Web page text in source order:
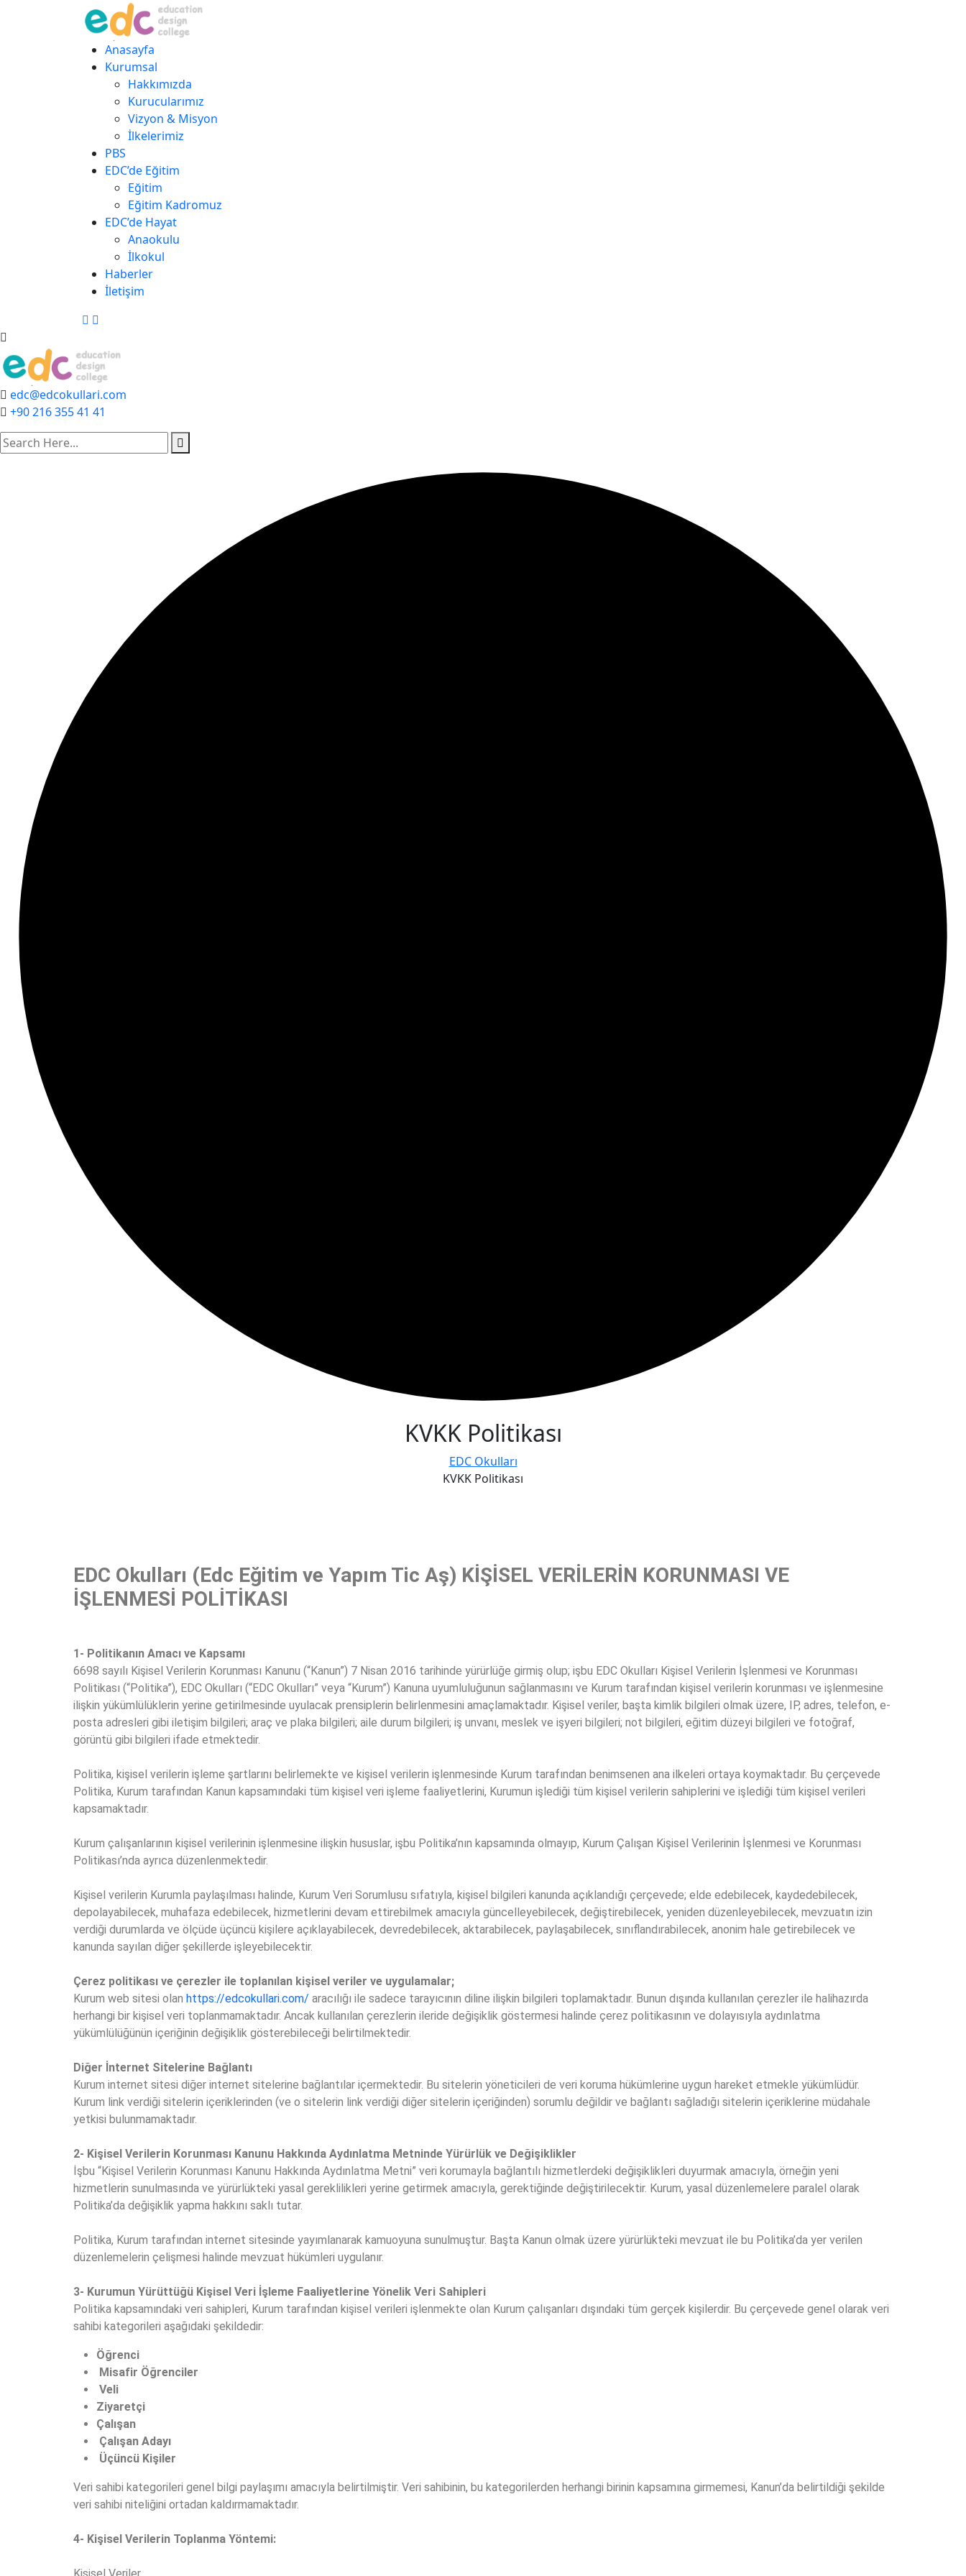
Anasayfa
Kurumsal
Hakkımızda
Kurucularımız
Vizyon & Misyon
İlkelerimiz
PBS
EDC’de Eğitim
Eğitim
Eğitim Kadromuz
EDC’de Hayat
Anaokulu
İlkokul
Haberler
İletişim
edc@edcokullari.com
+90 216 355 41 41
KVKK Politikası
EDC Okulları
KVKK Politikası
EDC Okulları (Edc Eğitim ve Yapım Tic Aş) KİŞİSEL VERİLERİN KORUNMASI VE
İŞLENMESİ POLİTİKASI
1- Politikanın Amacı ve Kapsamı
6698 sayılı Kişisel Verilerin Korunması Kanunu (“Kanun”) 7 Nisan 2016 tarihinde yürürlüğe girmiş olup; işbu EDC Okulları Kişisel Verilerin İşlenmesi ve Korunması
Politikası (“Politika”), EDC Okulları (“EDC Okulları” veya “Kurum”) Kanuna uyumluluğunun sağlanmasını ve Kurum tarafından kişisel verilerin korunması ve işlenmesine
ilişkin yükümlülüklerin yerine getirilmesinde uyulacak prensiplerin belirlenmesini amaçlamaktadır. Kişisel veriler, başta kimlik bilgileri olmak üzere, IP, adres, telefon, e-
posta adresleri gibi iletişim bilgileri; araç ve plaka bilgileri; aile durum bilgileri; iş unvanı, meslek ve işyeri bilgileri; not bilgileri, eğitim düzeyi bilgileri ve fotoğraf,
görüntü gibi bilgileri ifade etmektedir.
Politika, kişisel verilerin işleme şartlarını belirlemekte ve kişisel verilerin işlenmesinde Kurum tarafından benimsenen ana ilkeleri ortaya koymaktadır. Bu çerçevede
Politika, Kurum tarafından Kanun kapsamındaki tüm kişisel veri işleme faaliyetlerini, Kurumun işlediği tüm kişisel verilerin sahiplerini ve işlediği tüm kişisel verileri
kapsamaktadır.
Kurum çalışanlarının kişisel verilerinin işlenmesine ilişkin hususlar, işbu Politika’nın kapsamında olmayıp, Kurum Çalışan Kişisel Verilerinin İşlenmesi ve Korunması
Politikası’nda ayrıca düzenlenmektedir.
Kişisel verilerin Kurumla paylaşılması halinde, Kurum Veri Sorumlusu sıfatıyla, kişisel bilgileri kanunda açıklandığı çerçevede; elde edebilecek, kaydedebilecek,
depolayabilecek, muhafaza edebilecek, hizmetlerini devam ettirebilmek amacıyla güncelleyebilecek, değiştirebilecek, yeniden düzenleyebilecek, mevzuatın izin
verdiği durumlarda ve ölçüde üçüncü kişilere açıklayabilecek, devredebilecek, aktarabilecek, paylaşabilecek, sınıflandırabilecek, anonim hale getirebilecek ve
kanunda sayılan diğer şekillerde işleyebilecektir.
Çerez politikası ve çerezler ile toplanılan kişisel veriler ve uygulamalar;
Kurum web sitesi olan https://edcokullari.com/ aracılığı ile sadece tarayıcının diline ilişkin bilgileri toplamaktadır. Bunun dışında kullanılan çerezler ile halihazırda
herhangi bir kişisel veri toplanmamaktadır. Ancak kullanılan çerezlerin ileride değişiklik göstermesi halinde çerez politikasının ve dolayısıyla aydınlatma
yükümlülüğünün içeriğinin değişiklik gösterebileceği belirtilmektedir.
Diğer İnternet Sitelerine Bağlantı
Kurum internet sitesi diğer internet sitelerine bağlantılar içermektedir. Bu sitelerin yöneticileri de veri koruma hükümlerine uygun hareket etmekle yükümlüdür.
Kurum link verdiği sitelerin içeriklerinden (ve o sitelerin link verdiği diğer sitelerin içeriğinden) sorumlu değildir ve bağlantı sağladığı sitelerin içeriklerine müdahale
yetkisi bulunmamaktadır.
2- Kişisel Verilerin Korunması Kanunu Hakkında Aydınlatma Metninde Yürürlük ve Değişiklikler
İşbu “Kişisel Verilerin Korunması Kanunu Hakkında Aydınlatma Metni” veri korumayla bağlantılı hizmetlerdeki değişiklikleri duyurmak amacıyla, örneğin yeni
hizmetlerin sunulmasında ve yürürlükteki yasal gereklilikleri yerine getirmek amacıyla, gerektiğinde değiştirilecektir. Kurum, yasal düzenlemelere paralel olarak
Politika’da değişiklik yapma hakkını saklı tutar.
Politika, Kurum tarafından internet sitesinde yayımlanarak kamuoyuna sunulmuştur. Başta Kanun olmak üzere yürürlükteki mevzuat ile bu Politika’da yer verilen
düzenlemelerin çelişmesi halinde mevzuat hükümleri uygulanır.
3- Kurumun Yürüttüğü Kişisel Veri İşleme Faaliyetlerine Yönelik Veri Sahipleri
Politika kapsamındaki veri sahipleri, Kurum tarafından kişisel verileri işlenmekte olan Kurum çalışanları dışındaki tüm gerçek kişilerdir. Bu çerçevede genel olarak veri
sahibi kategorileri aşağıdaki şekildedir:
Öğrenci
Misafir Öğrenciler
Veli
Ziyaretçi
Çalışan
Çalışan Adayı
Üçüncü Kişiler
Veri sahibi kategorileri genel bilgi paylaşımı amacıyla belirtilmiştir. Veri sahibinin, bu kategorilerden herhangi birinin kapsamına girmemesi, Kanun’da belirtildiği şekilde
veri sahibi niteliğini ortadan kaldırmamaktadır.
4- Kişisel Verilerin Toplanma Yöntemi: